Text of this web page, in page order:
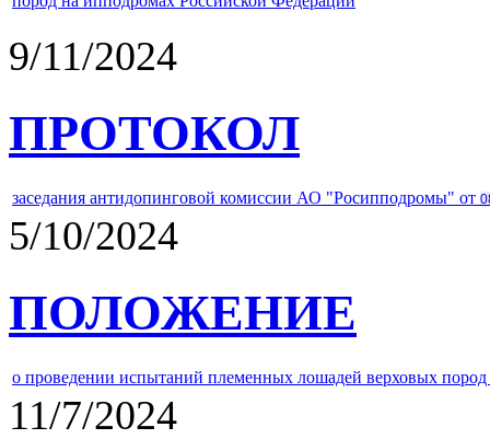
9/11/2024
ПРОТОКОЛ
заседания антидопинговой комиссии АО "Росипподромы" от
5/10/2024
ПОЛОЖЕНИЕ
о проведении испытаний племенных лошадей верховых
11/7/2024